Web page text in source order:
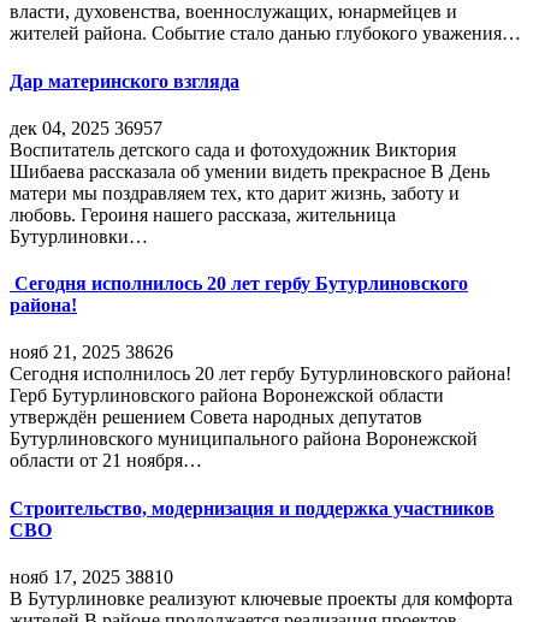
власти, духовенства, военнослужащих, юнармейцев и
жителей района. Событие стало данью глубокого уважения…
Дар материнского взгляда
дек 04, 2025 36957
Воспитатель детского сада и фотохудожник Виктория
Шибаева рассказала об умении видеть прекрасное В День
матери мы поздравляем тех, кто дарит жизнь, заботу и
любовь. Героиня нашего рассказа, жительница
Бутурлиновки…
Сегодня исполнилось 20 лет гербу Бутурлиновского
района!
нояб 21, 2025 38626
Сегодня исполнилось 20 лет гербу Бутурлиновского района!
Герб Бутурлиновского района Воронежской области
утверждён решением Совета народных депутатов
Бутурлиновского муниципального района Воронежской
области от 21 ноября…
Строительство, модернизация и поддержка участников
СВО
нояб 17, 2025 38810
В Бутурлиновке реализуют ключевые проекты для комфорта